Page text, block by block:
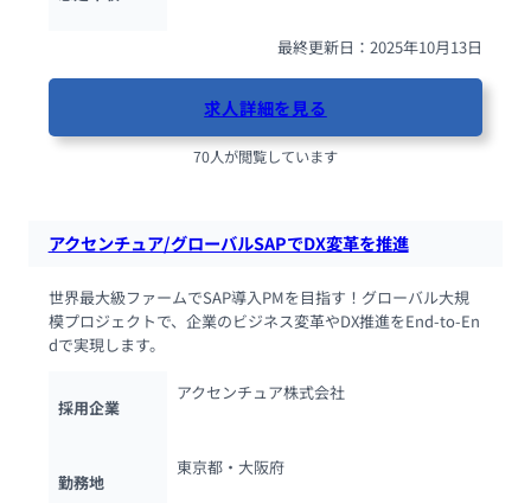
最終更新日：2025年10月13日
求人詳細を見る
70人が閲覧しています
アクセンチュア/グローバルSAPでDX変革を推進
世界最大級ファームでSAP導入PMを目指す！グローバル大規
模プロジェクトで、企業のビジネス変革やDX推進をEnd-to-En
dで実現します。
採用企業
アクセンチュア株式会社
勤務地
東京都・大阪府